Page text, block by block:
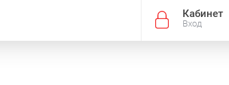
Кабинет
Вход